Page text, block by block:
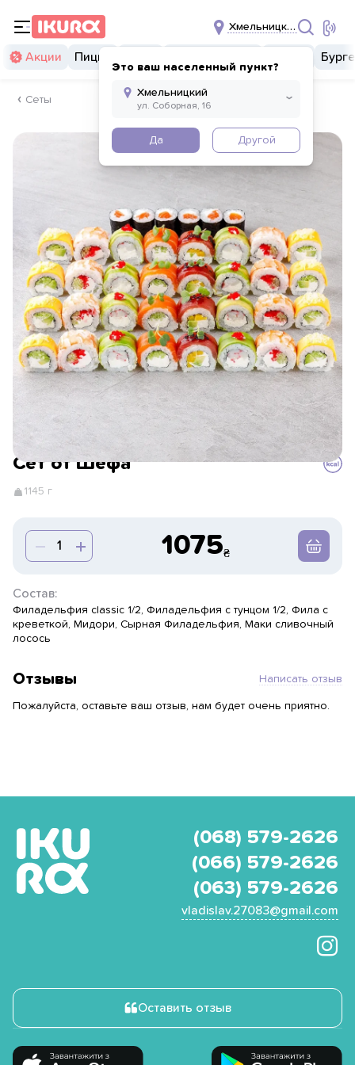
Хмельницкий
Это ваш населенный пункт?
Да Другой
Акции Пицца
Сеты
Сет от Шефа
1145 г
1075
Состав:
Филадельфия classic 1/2, Филадельфия с тунцом 1/2, Фила с
креветкой, Мидори, Сырная Филадельфия, Маки сливочный
лосось
Отзывы Написать отзыв
Пожалуйста, оставьте ваш отзыв, нам будет очень приятно.
(068) 579-2626
(066) 579-2626
(063) 579-2626
vladislav.27083@gmail.com
Оставить отзыв